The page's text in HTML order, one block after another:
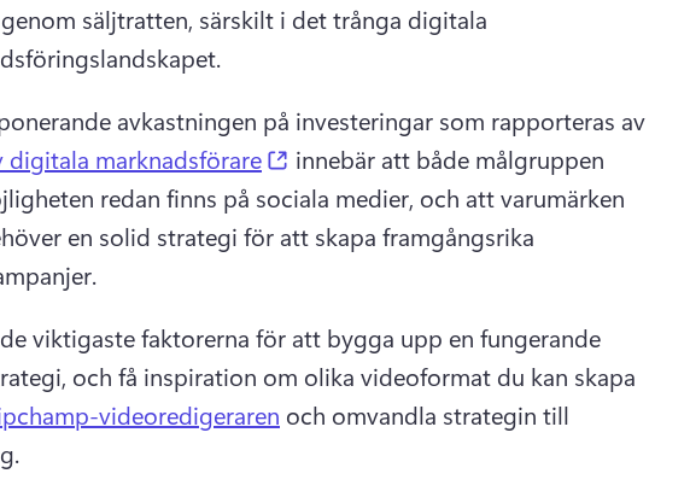
säljtratten, särskilt i det trånga digitala
digitala marknadsförare
(opens in a new tab)
innebär att både målgruppen
redan finns på sociala medier, och att varumärken
en solid strategi för att skapa framgångsrika
viktigaste faktorerna för att bygga upp en fungerande
och få inspiration om olika videoformat du kan skapa
videoredigeraren och omvandla strategin till